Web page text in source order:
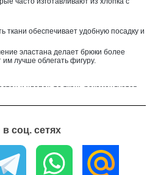
ткани обеспечивает удобную посадку и
эластана делает брюки более
лучше облегать фигуру.
и хлопок, то ткань рекомендуется
Гид» вы можете приобрести
от 6 метров. Мы осуществляем доставку
возникли вопросы или вы хотите
к нашим менеджерам – они с
соц. сетях